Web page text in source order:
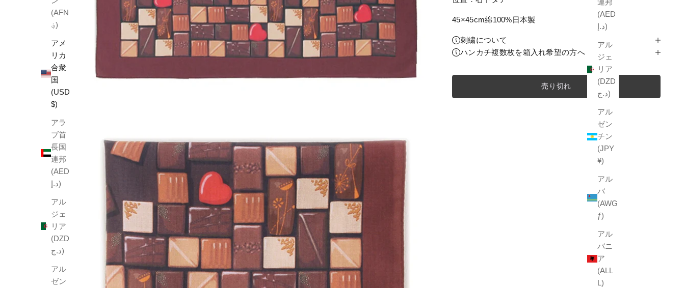
連邦
(AED
د.إ)
アル
ジェ
リア
(DZD
د.ج)
アル
ゼン
チン
(JPY
¥)
アル
バ
(AWG
ƒ)
アル
バニ
ア
(ALL
L)
(AFN
؋)
アメ
リカ
合衆
国
(USD
$)
アラ
ブ首
長国
連邦
(AED
د.إ)
アル
ジェ
リア
(DZD
د.ج)
アル
ゼン
45×45cm綿100%日本製
刺繍について
ハンカチ複数枚を箱入れ希望の方へ
売り切れ